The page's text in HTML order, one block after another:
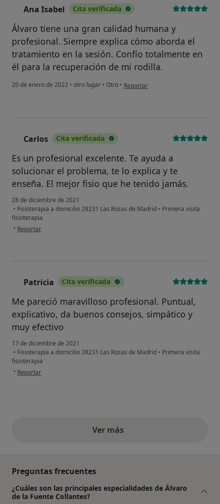
Ana Isabel Cita verificada
Álvaro tiene una gran calidad humana y
profesional. Siempre explica cómo aborda el
tratamiento en la sesión. Confío totalmente en
él para la recuperación de mi rodilla.
20 de enero de 2022 • otro lugar • Otro • en opinión del usuario Ana Isabel
Reportar
Carlos Cita verificada
Es un profesional excelente. Te ayuda a
solucionar el problema, te lo explica y te
enseña. El mejor fisio que he tenido jamás.
28 de diciembre de 2021
• Fisioterapia a domicilio 28231 Las Rozas de Madrid • Primera visita
fisioterapia
• en opinión del usuario Carlos
Reportar
Patricia Cita verificada
Me pareció maravilloso profesional. Puntual,
explicativo, da buenos consejos, simpático y
muy efectivo
17 de diciembre de 2021
• Fisioterapia a domicilio 28231 Las Rozas de Madrid • Primera visita
fisioterapia
• en opinión del usuario Patricia
Reportar
Ver másopiniones anteriores
Preguntas frecuentes
¿Cuáles son las principales especialidades de Álvaro
de la Fuente Collantes?